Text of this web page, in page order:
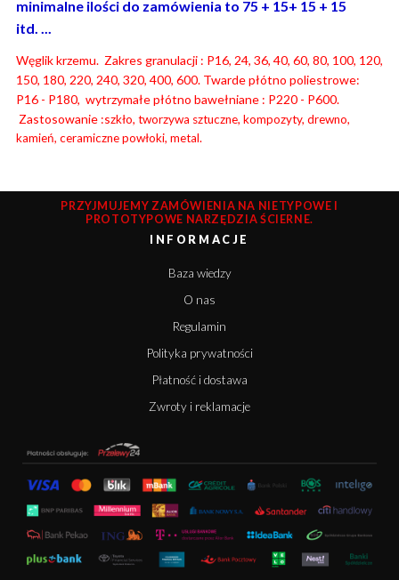
minimalne ilości do zamówienia to 75 + 15+ 15 + 15
itd. ...
Węglik krzemu. Zakres granulacji : P16, 24, 36, 40, 60, 80, 100, 120,
150, 180, 220, 240, 320, 400, 600. Twarde płótno poliestrowe:
P16 - P180, wytrzymałe płótno bawełniane : P220 - P600.
Zastosowanie :szkło, tworzywa sztuczne, kompozyty, drewno,
kamień, ceramiczne powłoki, metal.
PRZYJMUJEMY ZAMÓWIENIA NA NIETYPOWE I
PROTOTYPOWE NARZĘDZIA ŚCIERNE.
INFORMACJE
Baza wiedzy
O nas
Regulamin
Polityka prywatności
Płatność i dostawa
Zwroty i reklamacje